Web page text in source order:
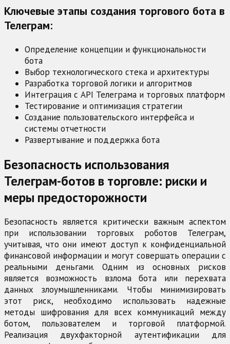
Ключевые этапы создания торгового бота в
Телеграм:
Определение концепции и функциональности
бота
Выбор технологического стека и архитектуры
Разработка торговой логики и алгоритмов
Интеграция с API Телеграма и торговых платформ
Тестирование и оптимизация стратегии
Создание пользовательского интерфейса и
системы отчетности
Развертывание и поддержка бота
Безопасность использования
Телеграм-ботов в торговле: риски и
меры предосторожности
Безопасность является критически важным аспектом
при использовании торговых роботов Телеграм,
учитывая, что они имеют доступ к конфиденциальной
финансовой информации и могут совершать операции с
реальными деньгами. Одним из основных рисков
является возможность взлома бота или перехвата
данных злоумышленниками. Чтобы минимизировать
этот риск, необходимо использовать надежные
методы шифрования для всех коммуникаций между
ботом, пользователем и торговой платформой.
Реализация двухфакторной аутентификации для